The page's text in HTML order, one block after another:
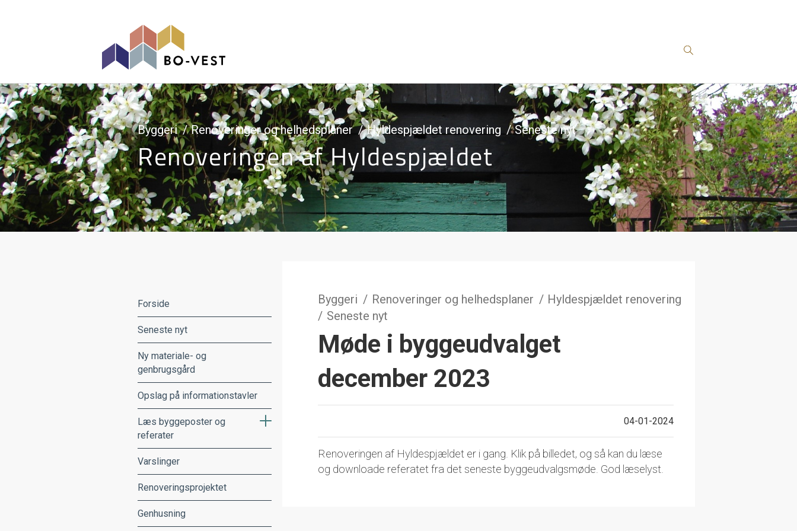
Byggeri Renoveringer og helhedsplaner Hyldespjældet renovering Seneste nyt
Renoveringen af Hyldespjældet
Forside
Seneste nyt
Ny materiale- og
genbrugsgård
Opslag på informationstavler
Læs byggeposter og
referater
Varslinger
Renoveringsprojektet
Genhusning
Byggeri Renoveringer og helhedsplaner
Hyldespjældet renovering
Seneste nyt
Møde i byggeudvalget
december 2023
04-01-2024
Renoveringen af Hyldespjældet er i gang. Klik på billedet, og så kan du læse
og downloade referatet fra det seneste byggeudvalgsmøde. God læselyst.